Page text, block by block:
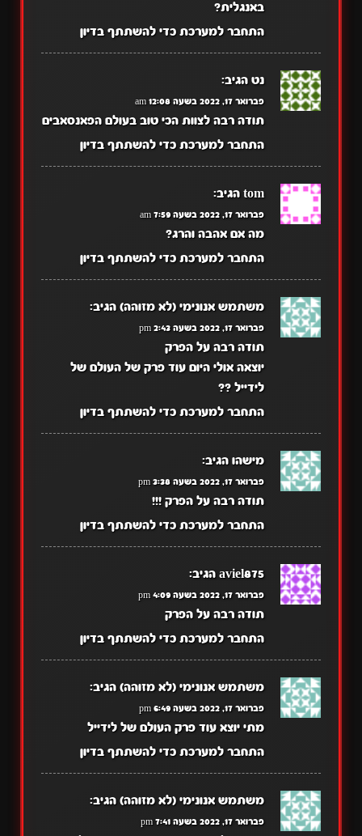
באנגלית?
התחבר למערכת כדי להשתתף בדיון
נט הגיב:
פברואר 17, 2022 בשעה 12:08 am
תודה רבה לצוות הכי טוב בעולם הפאנסאבים
התחבר למערכת כדי להשתתף בדיון
tom הגיב:
פברואר 17, 2022 בשעה 7:59 am
מה אם אהבה והרג?
התחבר למערכת כדי להשתתף בדיון
משתמש אנונימי (לא מזוהה) הגיב:
פברואר 17, 2022 בשעה 2:43 pm
תודה רבה על הפרק
יוצאה אולי היום עוד פרק של העולם של
לידייל ??
התחבר למערכת כדי להשתתף בדיון
מישהו הגיב:
פברואר 17, 2022 בשעה 3:38 pm
תודה רבה על הפרק !!!
התחבר למערכת כדי להשתתף בדיון
aviel875 הגיב:
פברואר 17, 2022 בשעה 4:09 pm
תודה רבה על הפרק
התחבר למערכת כדי להשתתף בדיון
משתמש אנונימי (לא מזוהה) הגיב:
פברואר 17, 2022 בשעה 6:49 pm
מתי יוצא עוד פרק העולם של לידייל
התחבר למערכת כדי להשתתף בדיון
משתמש אנונימי (לא מזוהה) הגיב:
פברואר 17, 2022 בשעה 7:41 pm